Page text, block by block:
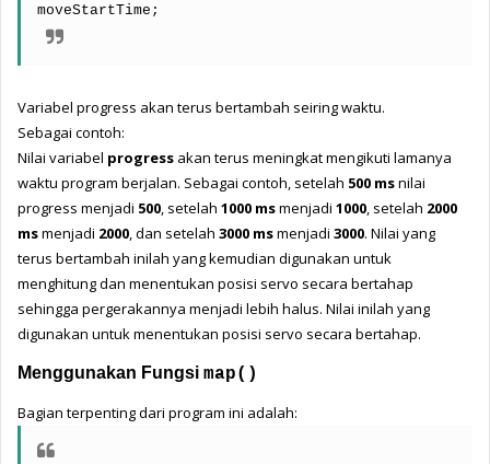
moveStartTime;
Variabel progress akan terus bertambah seiring waktu.
Sebagai contoh:
Nilai variabel progress akan terus meningkat mengikuti lamanya
waktu program berjalan. Sebagai contoh, setelah 500 ms nilai
progress menjadi 500, setelah 1000 ms menjadi 1000, setelah 2000
ms menjadi 2000, dan setelah 3000 ms menjadi 3000. Nilai yang
terus bertambah inilah yang kemudian digunakan untuk
menghitung dan menentukan posisi servo secara bertahap
sehingga pergerakannya menjadi lebih halus. Nilai inilah yang
digunakan untuk menentukan posisi servo secara bertahap.
Menggunakan Fungsi map()
Bagian terpenting dari program ini adalah: